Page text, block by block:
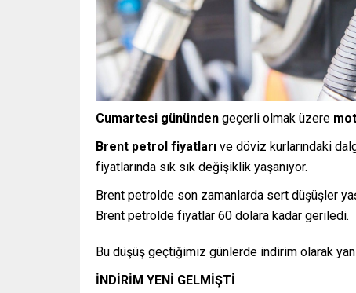
Cumartesi gününden geçerli olmak üzere
Brent petrol fiyatları ve döviz kurlarındaki
fiyatlarında sık sık değişiklik yaşanıyor.
Brent petrolde son zamanlarda sert düşüşler
Brent petrolde fiyatlar 60 dolara kadar geriledi.
Bu düşüş geçtiğimiz günlerde indirim olarak
İNDİRİM YENİ GELMİŞTİ